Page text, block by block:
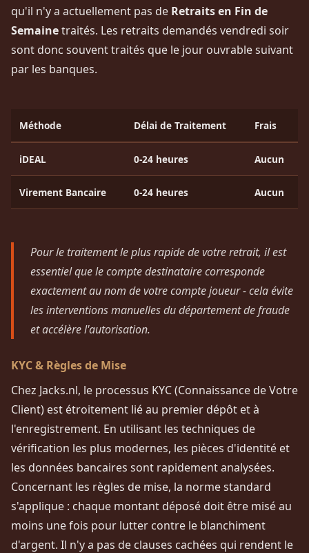
qu'il n'y a actuellement pas de Retraits en Fin de
Semainetraités. Les retraits demandés vendredi soir
sont donc souvent traités que le jour ouvrable suivant
par les banques.
Méthode Délai de Traitement Frais
iDEAL 0-24 heures Aucun
Virement Bancaire 0-24 heures Aucun
Pour le traitement le plus rapide de votre retrait, il est
essentiel que le compte destinataire corresponde
exactement au nom de votre compte joueur - cela évite
les interventions manuelles du département de fraude
et accélère l'autorisation.
KYC & Règles de Mise
Chez Jacks.nl, le processus KYC (Connaissance de Votre
Client) est étroitement lié au premier dépôt et à
l'enregistrement. En utilisant les techniques de
vérification les plus modernes, les pièces d'identité et
les données bancaires sont rapidement analysées.
Concernant les règles de mise, la norme standard
s'applique : chaque montant déposé doit être misé au
moins une fois pour lutter contre le blanchiment
d'argent. Il n'y a pas de clauses cachées qui rendent le